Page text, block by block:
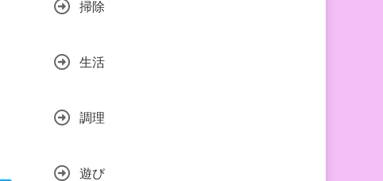
掃除
生活
調理
遊び